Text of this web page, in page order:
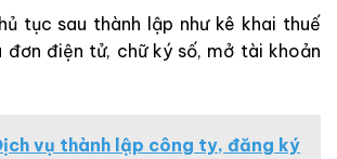
tục sau thành lập như kê khai thuế
đơn điện tử, chữ ký số, mở tài khoản
vụ thành lập công ty, đăng ký